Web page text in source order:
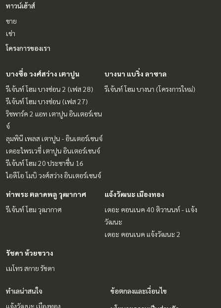
ทาวน์เฮ้าส์
ขาย
เช่า
โครงการของเรา
บางซื่อ วงศ์สว่าง เตาปูน
รีเจ้นท์ โฮม บางซ่อน 2 (เฟส 28)
รีเจ้นท์ โฮม บางซ่อน (เฟส 27)
ริชพาร์ค 2 แอท เตาปูน อินเตอร์เชน
จ์
ลุมพินี เพลส เตาปูน - อินเตอร์เชนจ์
เดอะไพรเวซี่ เตาปูน อินเตอร์เชนจ์
รีเจ้นท์ โฮม 20 ประชาชื่น 16
ไอดีโอ โมบิ วงศ์สว่าง อินเตอร์เชนจ์
บางนา แบริ่ง ลาซาล
รีเจ้นท์ โฮม บางนา (โครงการใหม่)
ท่าพระ ตลาดพลู วุฒากาศ
รีเจ้นท์ โฮม วุฒากาศ
แจ้งวัฒนะ เมืองทอง
เดอะ คอนเนค 40 ติวานนท์ - เเจ้ง
วัฒนะ
เดอะ คอนเนค แจ้งวัฒนะ 2
รัชดา ห้วยขวาง
เมโทร สกาย รัชดา
ทำเลน่าสนใจ
แจ้งวัฒนะ เมืองทอง
ข้อตกลงและเงื่อนไข